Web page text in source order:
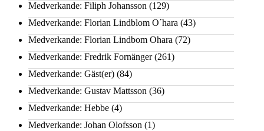
Medverkande: Filiph Johansson (129)
Medverkande: Florian Lindblom O´hara (43)
Medverkande: Florian Lindbom Ohara (72)
Medverkande: Fredrik Fornänger(261)
Medverkande: Gäst(er) (84)
Medverkande: Gustav Mattsson (36)
Medverkande: Hebbe (4)
Medverkande: Johan Olofsson (1)